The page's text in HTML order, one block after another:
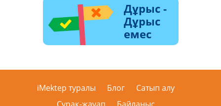
Дұрыс -
Дұрыс
емес
iMektep туралы Блог
Сатып алу